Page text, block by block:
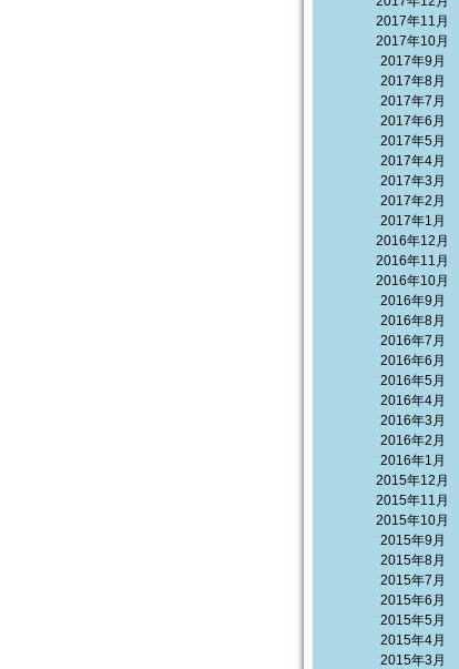
2017年11月
2017年10月
2017年9月
2017年8月
2017年7月
2017年6月
2017年5月
2017年4月
2017年3月
2017年2月
2017年1月
2016年12月
2016年11月
2016年10月
2016年9月
2016年8月
2016年7月
2016年6月
2016年5月
2016年4月
2016年3月
2016年2月
2016年1月
2015年12月
2015年11月
2015年10月
2015年9月
2015年8月
2015年7月
2015年6月
2015年5月
2015年4月
2015年3月